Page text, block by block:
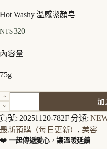
Hot Washy 溫感潔顏皂
NT$320
內容量
75g
Hot
Washy
溫
感
潔
顏
加
貨號: 20251120-782F 分類:
最新預購（每日更新） , 美容
❤️ 一起傳遞愛心，讓溫暖延續